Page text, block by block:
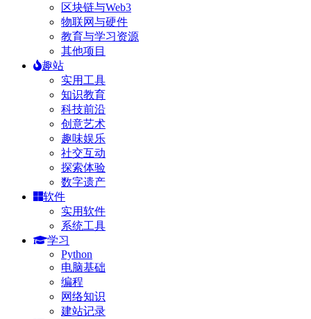
区块链与Web3
物联网与硬件
教育与学习资源
其他项目
趣站
实用工具
知识教育
科技前沿
创意艺术
趣味娱乐
社交互动
探索体验
数字遗产
软件
实用软件
系统工具
学习
Python
电脑基础
编程
网络知识
建站记录